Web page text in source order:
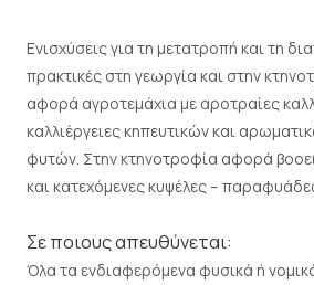
Ενισχύσεις για τη μετατροπή και τη
πρακτικές στη γεωργία και στην
αφορά αγροτεμάχια με αροτραίες
καλλιέργειες κηπευτικών και
φυτών. Στην κτηνοτροφία αφορά
και κατεχόμενες κυψέλες –
Σε ποιους απευθύνεται:
Όλα τα ενδιαφερόμενα φυσικά ή